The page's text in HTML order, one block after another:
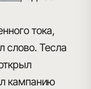
тока,
слово. Тесла
кампанию